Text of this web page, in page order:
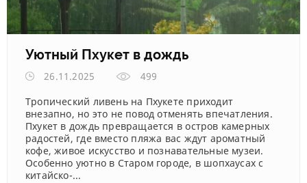
Уютный Пхукет в дождь
26.11.2025
499
Тропический ливень на Пхукете приходит
внезапно, но это не повод отменять впечатления.
Пхукет в дождь превращается в остров камерных
радостей, где вместо пляжа вас ждут ароматный
кофе, живое искусство и познавательные музеи.
Особенно уютно в Старом городе, в шопхаусах с
китайско-...